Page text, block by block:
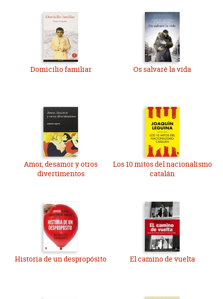
Domicilio familiar Os salvaré la vida
Amor, desamor y otros
divertimentos
Los 10 mitos del nacionalismo
catalán
Historia de un despropósito El camino de vuelta